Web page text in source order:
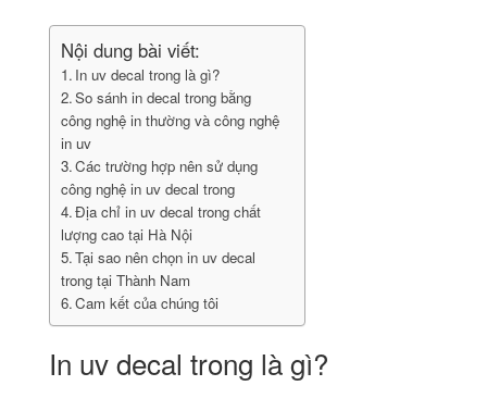
Nội dung bài viết:
In uv decal trong là gì?
So sánh in decal trong bằng
công nghệ in thường và công nghệ
in uv
Các trường hợp nên sử dụng
công nghệ in uv decal trong
Địa chỉ in uv decal trong chất
lượng cao tại Hà Nội
Tại sao nên chọn in uv decal
trong tại Thành Nam
Cam kết của chúng tôi
In uv decal trong là gì?